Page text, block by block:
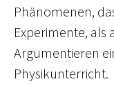
Phänomenen,
Experimente, als
Argumentieren
Physikunterricht.